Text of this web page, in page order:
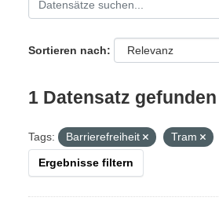
Sortieren nach
1 Datensatz gefunden
Tags: Barrierefreiheit Tram
Ergebnisse filtern